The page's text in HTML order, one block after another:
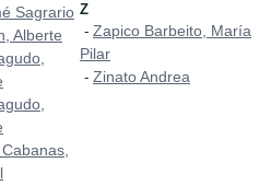
Sagrario
Alberte
Z
- Zapico Barbeito, María
Pilar
- Zinato Andrea